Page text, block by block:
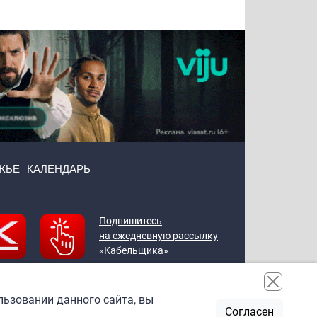
КАЛЕНДАРЬ
Подпишитесь
на ежедневную рассылку
«Кабельщика»
данного сайта, вы
Согласен